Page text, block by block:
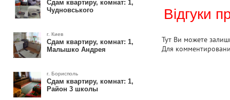
Сдам квартиру, комнат: 1,
Чудновського
г. Киев
Сдам квартиру, комнат: 1,
Малышко Андрея
г. Борисполь
Сдам квартиру, комнат: 1,
Район 3 школы
Відгуки
Тут Ви можете
Для